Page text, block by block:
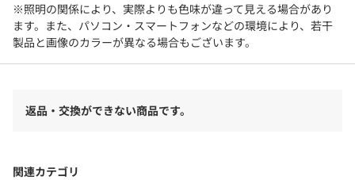
※照明の関係により、実際よりも色味が違って見える場合があり
ます。また、パソコン・スマートフォンなどの環境により、若干
製品と画像のカラーが異なる場合もございます。
返品・交換ができない商品です。
関連カテゴリ